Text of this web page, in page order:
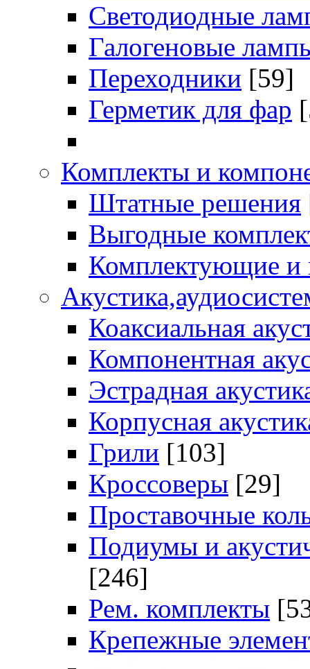
Светодиодные
Галогеновые
Переходники [59]
Герметик для фар
Комплекты и
Штатные решения
Выгодные
Комплектующие и
Коаксиальная
Компонентная
Эстрадная
Корпусная
Грили [103]
Кроссоверы [29]
Проставочные
Подиумы и
[246]
Рем. комплекты
Крепежные